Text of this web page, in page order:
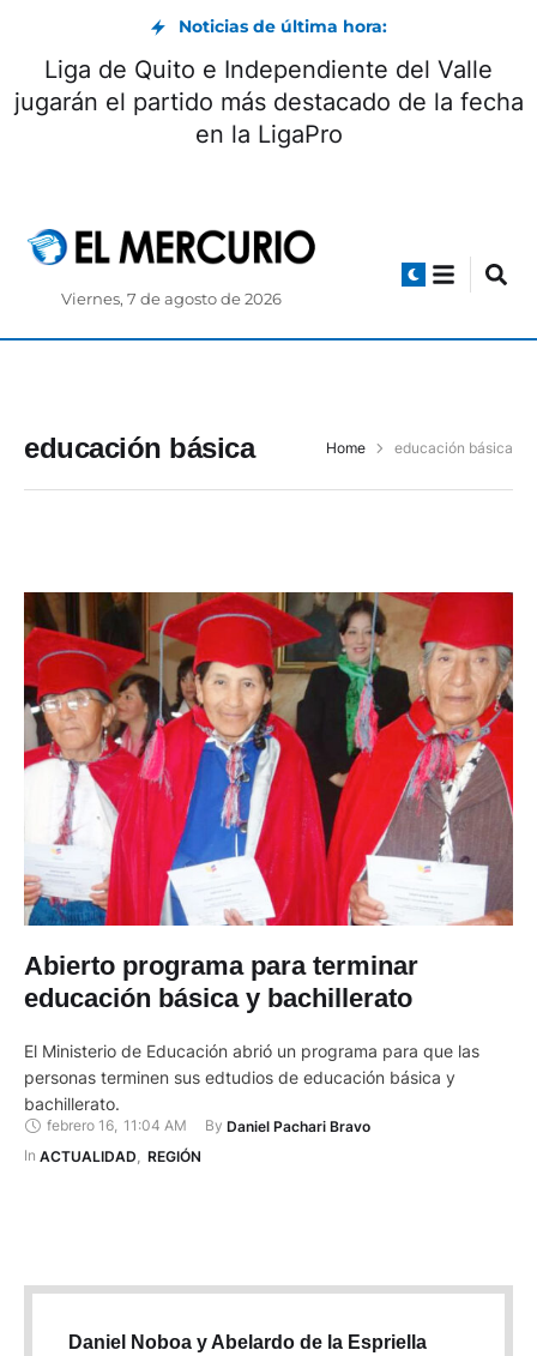
Noticias de última hora:
Liga de Quito e Independiente del Valle
jugarán el partido más destacado de la fecha
en la LigaPro
Viernes, 7 de agosto de 2026
educación básica Home educación básica
Abierto programa para terminar
educación básica y bachillerato
El Ministerio de Educación abrió un programa para que las
personas terminen sus edtudios de educación básica y
bachillerato.
febrero 16, 11:04 AM By Daniel Pachari Bravo
In ACTUALIDAD REGIÓN
Daniel Noboa y Abelardo de la Espriella